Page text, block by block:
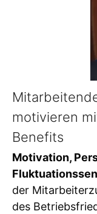
motivieren
Benefits
Motivation,
der
des